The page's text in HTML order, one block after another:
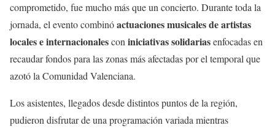
comprometido, fue mucho más que un concierto. Durante toda la
jornada, el evento combinóactuaciones musicales de artistas
locales e internacionalescon iniciativas solidariasenfocadas en
recaudar fondos para las zonas más afectadas por el temporal que
azotó la Comunidad Valenciana.
Los asistentes, llegados desde distintos puntos de la región,
pudieron disfrutar de una programación variada mientras